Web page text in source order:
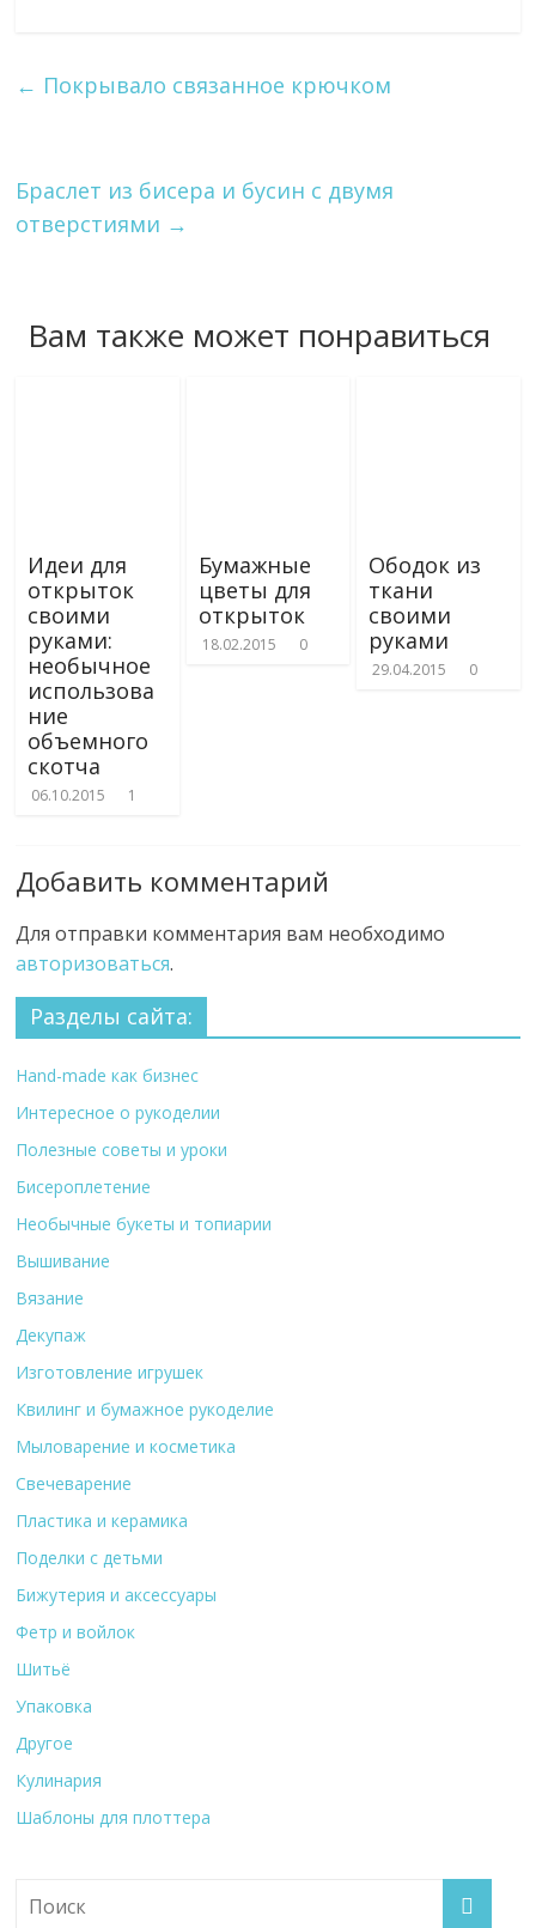
← Покрывало связанное крючком
Браслет из бисера и бусин с двумя
отверстиями →
Вам также может понравиться
Идеи для
открыток
своими
руками:
необычное
использова
ние
объемного
скотча
06.10.2015 1
Бумажные
цветы для
открыток
18.02.2015 0
Ободок из
ткани
своими
руками
29.04.2015 0
Добавить комментарий
Для отправки комментария вам необходимо
авторизоваться.
Разделы сайта:
Hand-made как бизнес
Интересное о рукоделии
Полезные советы и уроки
Бисероплетение
Необычные букеты и топиарии
Вышивание
Вязание
Декупаж
Изготовление игрушек
Квилинг и бумажное рукоделие
Мыловарение и косметика
Свечеварение
Пластика и керамика
Поделки с детьми
Бижутерия и аксессуары
Фетр и войлок
Шитьё
Упаковка
Другое
Кулинария
Шаблоны для плоттера